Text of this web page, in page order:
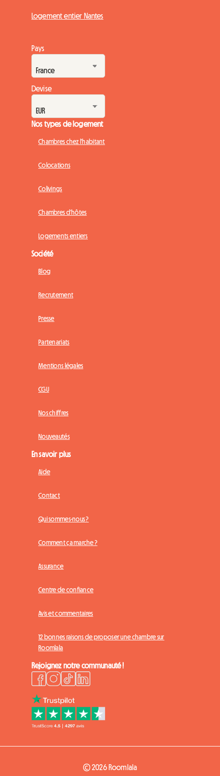
Logement entier Nantes
Pays
Devise
Nos types de logement
Chambres chez l'habitant
Colocations
Colivings
Chambres d'hôtes
Logements entiers
Société
Blog
Recrutement
Presse
Partenariats
Mentions légales
CGU
Nos chiffres
Nouveautés
En savoir plus
Aide
Contact
Qui sommes-nous ?
Comment ça marche ?
Assurance
Centre de confiance
Avis et commentaires
12 bonnes raisons de proposer une chambre sur
Roomlala
Rejoignez notre communauté !
© 2026 Roomlala